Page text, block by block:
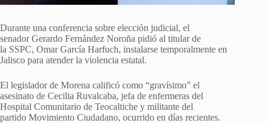
Durante una conferencia sobre elección judicial, el
senador Gerardo Fernández Noroña pidió al titular de
la SSPC, Omar García Harfuch, instalarse temporalmente en
Jalisco para atender la violencia estatal.
El legislador de Morena calificó como “gravísimo” el
asesinato de Cecilia Ruvalcaba, jefa de enfermeras del
Hospital Comunitario de Teocaltiche y militante del
partido Movimiento Ciudadano, ocurrido en días recientes.